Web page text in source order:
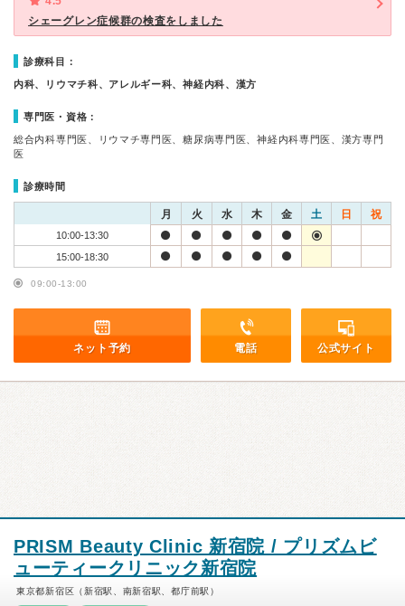
シェーグレン症候群の検査をしました
診療科目：
内科、リウマチ科、アレルギー科、神経内科、漢方
専門医・資格：
総合内科専門医、リウマチ専門医、糖尿病専門医、神経内科専門医、漢方専門
医
診療時間
月 火 水 木 金 土 日 祝
10:00-13:30
15:00-18:30
09:00-13:00
ネット予約 電話 公式サイト
PRISM Beauty Clinic 新宿院 / プリズムビ
ューティークリニック新宿院
東京都新宿区（新宿駅、南新宿駅、都庁前駅）